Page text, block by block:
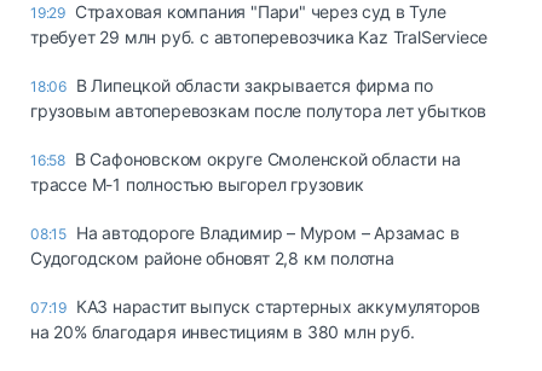
19:29 Страховая компания "Пари" через суд в Туле
требует 29 млн руб. с автоперевозчика Kaz TralServiece
18:06 В Липецкой области закрывается фирма по
грузовым автоперевозкам после полутора лет убытков
16:58 В Сафоновском округе Смоленской области на
трассе М-1 полностью выгорел грузовик
08:15 На автодороге Владимир – Муром – Арзамас в
Судогодском районе обновят 2,8 км полотна
07:19 КАЗ нарастит выпуск стартерных аккумуляторов
на 20% благодаря инвестициям в 380 млн руб.